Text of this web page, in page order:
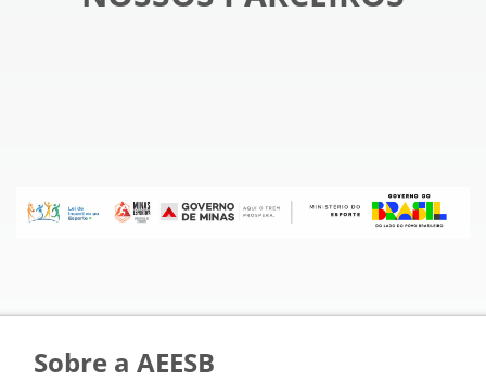
Sobre a AEESB